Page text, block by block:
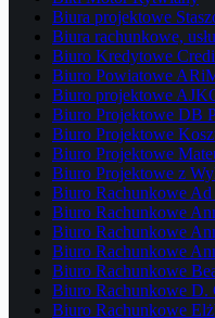
Biura projektowe
Biura rachunkowe,
Biuro Kredytowe
Biuro Powiatowe
Biuro projektowe
Biuro Projektowe DB
Biuro Projektowe
Biuro Projektowe
Biuro Projektowe z
Biuro Rachunkowe Ad
Biuro Rachunkowe
Biuro Rachunkowe
Biuro Rachunkowe
Biuro Rachunkowe
Biuro Rachunkowe D.
Biuro Rachunkowe